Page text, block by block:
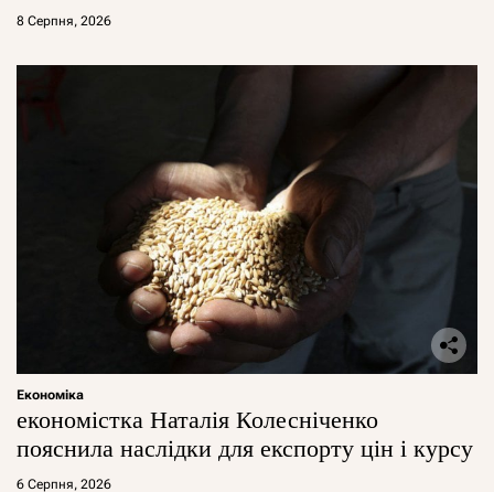
8 Серпня, 2026
Економіка
економістка Наталія Колесніченко
пояснила наслідки для експорту цін і курсу
6 Серпня, 2026